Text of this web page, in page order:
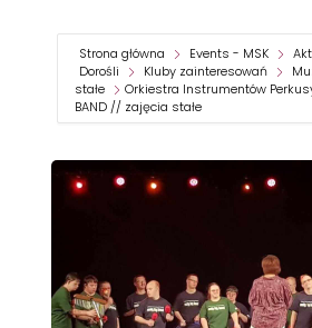
Strona główna Events - MSK
Dorośli
Kluby zainteresowań
stałe
Orkiestra Instrumentów
BAND // zajęcia stałe